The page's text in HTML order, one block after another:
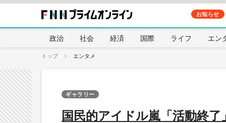
お知らせ
政治 社会 経済 国際 ライフ エン
トップ エンタメ
国民的アイドル嵐「活動終
ギャラリー